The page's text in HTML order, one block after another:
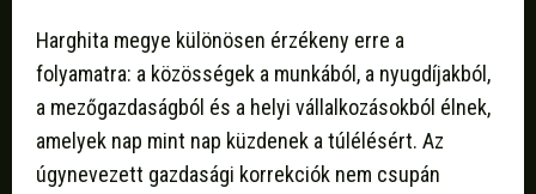
Harghita megye különösen érzékeny erre a
folyamatra: a közösségek a munkából, a nyugdíjakból,
a mezőgazdaságból és a helyi vállalkozásokból élnek,
amelyek nap mint nap küzdenek a túlélésért. Az
úgynevezett gazdasági korrekciók nem csupán